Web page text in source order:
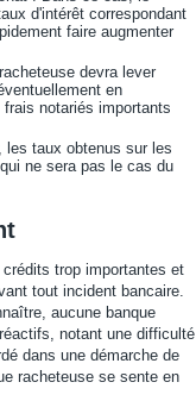
d'intérêt correspondant
faire augmenter
devra lever
en
notariés importants
les taux obtenus sur les
ne sera pas le cas du
trop importantes et
tout incident bancaire.
aucune banque
notant une difficulté
dans une démarche de
racheteuse se sente en